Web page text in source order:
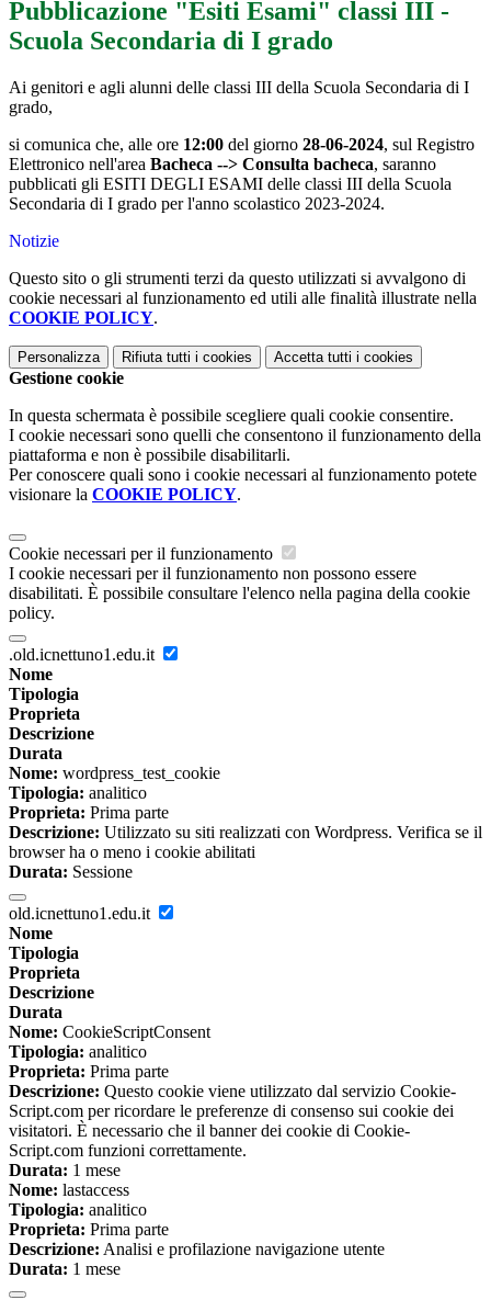
Pubblicazione "Esiti Esami" classi III -
Scuola Secondaria di I grado
Ai genitori e agli alunni delle classi III della Scuola Secondaria di I
grado,
si comunica che, alle ore 12:00 del giorno 28-06-2024, sul Registro
Elettronico nell'area Bacheca --> Consulta bacheca, saranno
pubblicati gli ESITI DEGLI ESAMI delle classi III della Scuola
Secondaria di I grado per l'anno scolastico 2023-2024.
Notizie
Questo sito o gli strumenti terzi da questo utilizzati si avvalgono di
cookie necessari al funzionamento ed utili alle finalità illustrate nella
COOKIE POLICY.
Personalizza Rifiuta tutti i cookies Accetta tutti i cookies
Gestione cookie
In questa schermata è possibile scegliere quali cookie consentire.
I cookie necessari sono quelli che consentono il funzionamento della
piattaforma e non è possibile disabilitarli.
Per conoscere quali sono i cookie necessari al funzionamento potete
visionare la COOKIE POLICY.
Cookie necessari per il funzionamento
I cookie necessari per il funzionamento non possono essere
disabilitati. È possibile consultare l'elenco nella pagina della cookie
policy.
.old.icnettuno1.edu.it
Nome
Tipologia
Proprieta
Descrizione
Durata
Nome: wordpress_test_cookie
Tipologia: analitico
Proprieta: Prima parte
Descrizione: Utilizzato su siti realizzati con Wordpress. Verifica se il
browser ha o meno i cookie abilitati
Durata: Sessione
old.icnettuno1.edu.it
Nome
Tipologia
Proprieta
Descrizione
Durata
Nome: CookieScriptConsent
Tipologia: analitico
Proprieta: Prima parte
Descrizione: Questo cookie viene utilizzato dal servizio Cookie-
Script.com per ricordare le preferenze di consenso sui cookie dei
visitatori. È necessario che il banner dei cookie di Cookie-
Script.com funzioni correttamente.
Durata: 1 mese
Nome: lastaccess
Tipologia: analitico
Proprieta: Prima parte
Descrizione: Analisi e profilazione navigazione utente
Durata: 1 mese